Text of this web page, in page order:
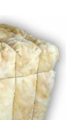
DETAILS